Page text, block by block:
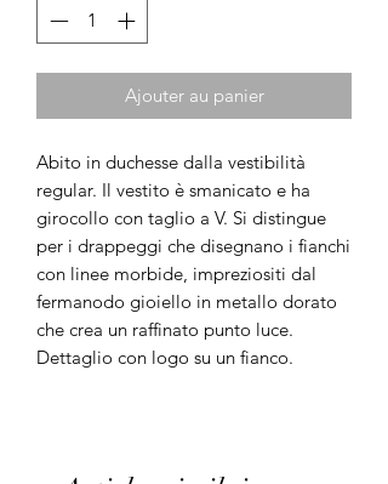
Ajouter au panier
Abito in duchesse dalla vestibilità
regular. Il vestito è smanicato e ha
girocollo con taglio a V. Si distingue
per i drappeggi che disegnano i fianchi
con linee morbide, impreziositi dal
fermanodo gioiello in metallo dorato
che crea un raffinato punto luce.
Dettaglio con logo su un fianco.